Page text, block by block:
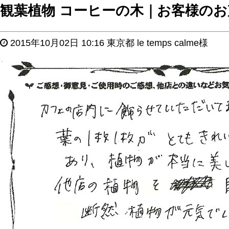
観葉植物 コーヒーの木｜お客様の
2015年10月02日 10:16 東京都 le temps calme様